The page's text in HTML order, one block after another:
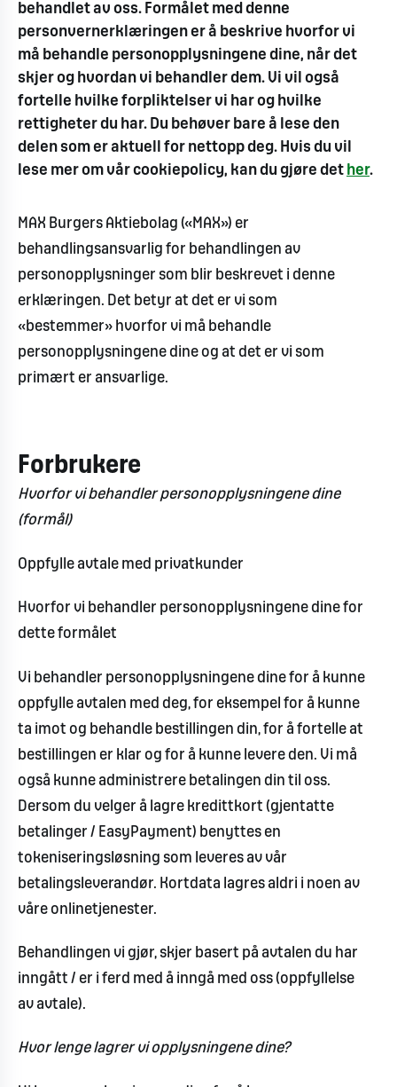
behandlet av oss. Formålet med denne
personvernerklæringen er å beskrive hvorfor vi
må behandle personopplysningene dine, når det
skjer og hvordan vi behandler dem. Vi vil også
fortelle hvilke forpliktelser vi har og hvilke
rettigheter du har. Du behøver bare å lese den
delen som er aktuell for nettopp deg. Hvis du vil
lese mer om vår cookiepolicy, kan du gjøre det her.
MAX Burgers Aktiebolag («MAX») er
behandlingsansvarlig for behandlingen av
personopplysninger som blir beskrevet i denne
erklæringen. Det betyr at det er vi som
«bestemmer» hvorfor vi må behandle
personopplysningene dine og at det er vi som
primært er ansvarlige.
Forbrukere
Hvorfor vi behandler personopplysningene dine
(formål)
Oppfylle avtale med privatkunder
Hvorfor vi behandler personopplysningene dine for
dette formålet
Vi behandler personopplysningene dine for å kunne
oppfylle avtalen med deg, for eksempel for å kunne
ta imot og behandle bestillingen din, for å fortelle at
bestillingen er klar og for å kunne levere den. Vi må
også kunne administrere betalingen din til oss.
Dersom du velger å lagre kredittkort (gjentatte
betalinger / EasyPayment) benyttes en
tokeniseringsløsning som leveres av vår
betalingsleverandør. Kortdata lagres aldri i noen av
våre onlinetjenester.
Behandlingen vi gjør, skjer basert på avtalen du har
inngått / er i ferd med å inngå med oss (oppfyllelse
av avtale).
Hvor lenge lagrer vi opplysningene dine?